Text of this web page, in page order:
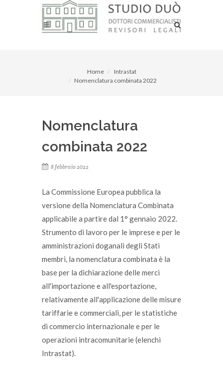
Home
Intrastat
Nomenclatura combinata 2022
Nomenclatura
combinata 2022
8 febbraio 2022
La Commissione Europea pubblica la
versione della Nomenclatura Combinata
applicabile a partire dal 1° gennaio 2022.
Strumento di lavoro per le imprese e per le
amministrazioni doganali degli Stati
membri, la nomenclatura combinata è la
base per la dichiarazione delle merci
all'importazione e all'esportazione,
relativamente all'applicazione delle misure
tariffarie e commerciali, per le statistiche
di commercio internazionale e per le
operazioni intracomunitarie (elenchi
Intrastat).